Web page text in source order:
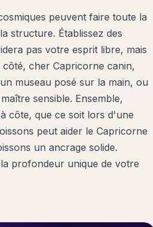
peuvent faire toute la
structure. Établissez des
pas votre esprit libre, mais
cher Capricorne canin,
museau posé sur la main, ou
sensible. Ensemble,
côte, que ce soit lors d'une
peut aider le Capricorne
un ancrage solide.
profondeur unique de votre